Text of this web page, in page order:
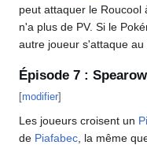
peut attaquer le Roucool
n'a plus de PV. Si le
autre joueur s'attaque au
Épisode 7 :
[modifier]
Les joueurs croisent un
de Piafabec , la même